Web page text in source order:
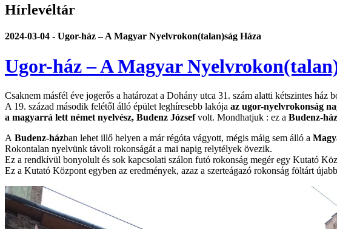
Hírlevéltár
2024-03-04 - Ugor-ház – A Magyar Nyelvrokon(talan)ság Háza
Ugor-ház – A Magyar
Csaknem másfél éve jogerős a határozat a Dohány utca 31. szám alatti kétszintes ház
A 19. század második felétől álló épület leghíresebb lakója az ugor-nyelvrokonság
a magyarrá lett német nyelvész, Budenz Józsefvolt. Mondhatjuk : ez a Budenz-ház
A Budenz-házban lehet illő helyen a már régóta vágyott, mégis máig sem álló a
Rokontalan nyelvünk távoli rokonságát a mai napig relytélyek övezik.
Ez a rendkívül bonyolult és sok kapcsolati szálon futó rokonság megér egy Kutató
Ez a Kutató Központ egyben az eredmények, azaz a szerteágazó rokonság föltárt